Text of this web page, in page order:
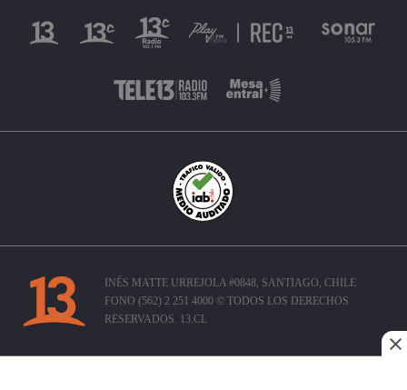
INÉS MATTE URREJOLA #0848, SANTIAGO, CHILE
FONO (562) 2 251 4000 © TODOS LOS DERECHOS
RESERVADOS. 13.CL